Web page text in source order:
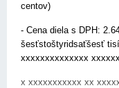
centov)
- Cena diela s DPH:
šesťstoštyridsaťšesť
xxxxxxxxxxxxxx
x xxxxxxxxxxx xx